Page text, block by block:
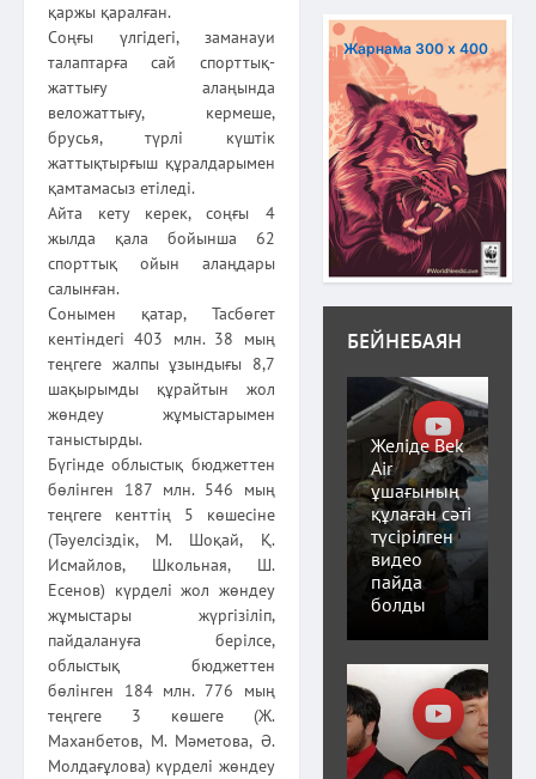
қаржы қаралған.
Соңғы үлгідегі, заманауи
талаптарға сай спорттық-
жаттығу алаңында
веложаттығу, кермеше,
брусья, түрлі күштік
жаттықтырғыш құралдарымен
қамтамасыз етіледі.
Айта кету керек, соңғы 4
жылда қала бойынша 62
спорттық ойын алаңдары
салынған.
Сонымен қатар, Тасбөгет
кентіндегі 403 млн. 38 мың
теңгеге жалпы ұзындығы 8,7
шақырымды құрайтын жол
жөндеу жұмыстарымен
таныстырды.
Бүгінде облыстық бюджеттен
бөлінген 187 млн. 546 мың
теңгеге кенттің 5 көшесіне
(Тәуелсіздік, М. Шоқай, Қ.
Исмайлов, Школьная, Ш.
Есенов) күрделі жол жөндеу
жұмыстары жүргізіліп,
пайдалануға берілсе,
облыстық бюджеттен
бөлінген 184 млн. 776 мың
теңгеге 3 көшеге (Ж.
Маханбетов, М. Мәметова, Ә.
Молдағұлова) күрделі жөндеу
Жарнама 300 х 400
БЕЙНЕБАЯН
Желіде Bek
Air
ұшағының
құлаған сәті
түсірілген
видео
пайда
болды